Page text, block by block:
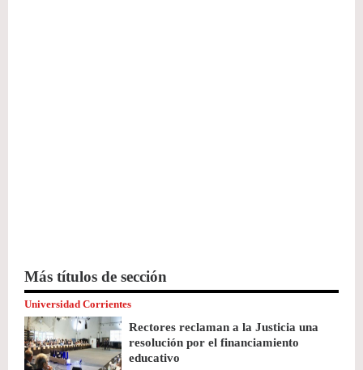
Más títulos de sección
Universidad Corrientes
Rectores reclaman a la Justicia una
resolución por el financiamiento
educativo